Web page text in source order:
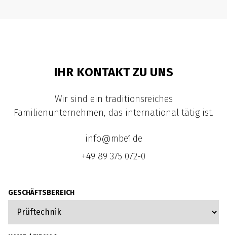
IHR KONTAKT ZU UNS
Wir sind ein traditionsreiches
Familienunternehmen, das international tätig ist.
info@mbe1.de
+49 89 375 072-0
GESCHÄFTSBEREICH